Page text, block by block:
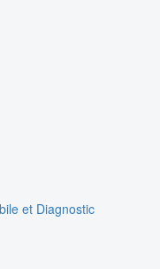
et Diagnostic